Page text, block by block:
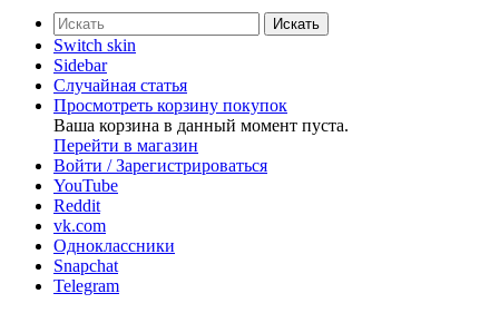
Искать
Switch skin
Sidebar
Случайная статья
Просмотреть корзину покупок
Ваша корзина в данный момент пуста.
Перейти в магазин
Войти / Зарегистрироваться
YouTube
Reddit
vk.com
Одноклассники
Snapchat
Telegram